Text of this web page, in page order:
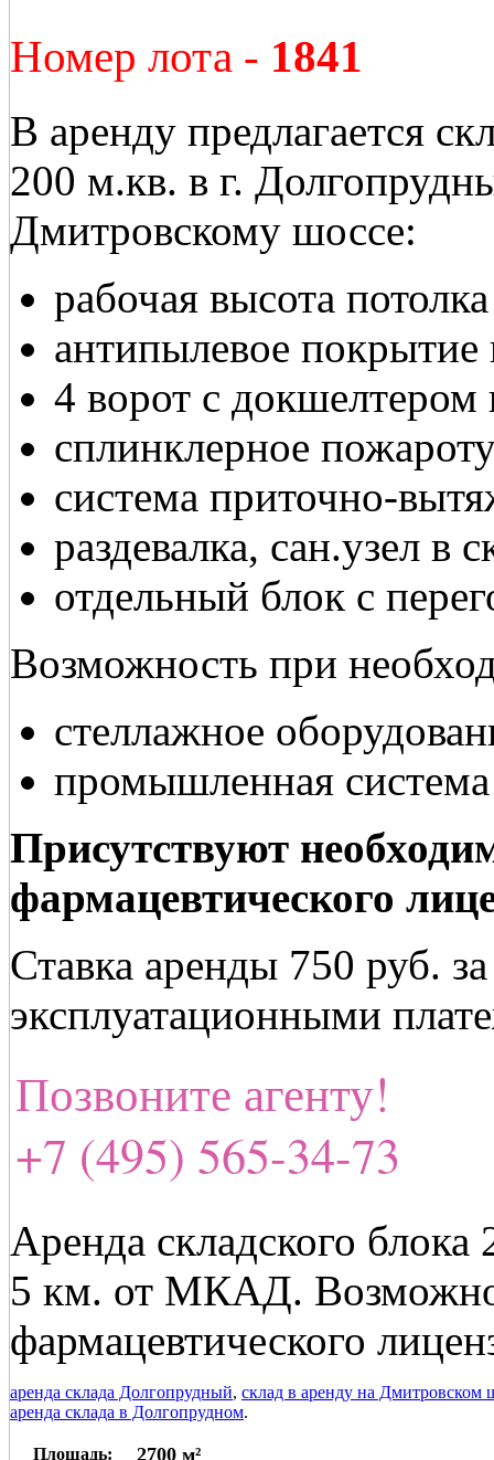
Номер лота - 1841
В аренду предлагается
200 м.кв. в г.
Дмитровскому шоссе:
рабочая высота
антипылевое покрытие
4 ворот с докшелтером
сплинклерное
система приточно-
раздевалка, сан.узел в
отдельный блок с
Возможность при
стеллажное
промышленная
Присутствуют
фармацевтического
Ставка аренды 750 руб.
эксплуатационными
Позвоните агенту!
+7 (495) 565-34-73
Аренда складского
5 км. от МКАД.
фармацевтического
аренда склада Долгопрудный, склад в аренду на Дмитровском
аренда склада в Долгопрудном.
Площадь: 2700 м²